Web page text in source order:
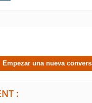
Empezar una nueva
: